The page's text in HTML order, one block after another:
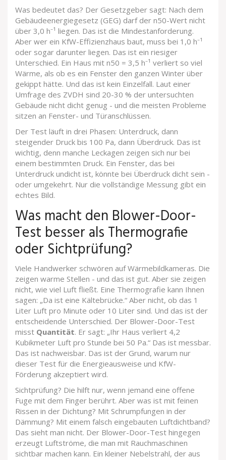
Was bedeutet das? Der Gesetzgeber sagt: Nach dem
Gebäudeenergiegesetz (GEG) darf der n50-Wert nicht
über 3,0 h⁻¹ liegen. Das ist die Mindestanforderung.
Aber wer ein KfW-Effizienzhaus baut, muss bei 1,0 h⁻¹
oder sogar darunter liegen. Das ist ein riesiger
Unterschied. Ein Haus mit n50 = 3,5 h⁻¹ verliert so viel
Wärme, als ob es ein Fenster den ganzen Winter über
gekippt hätte. Und das ist kein Einzelfall. Laut einer
Umfrage des ZVDH sind 20-30 % der untersuchten
Gebäude nicht dicht genug - und die meisten Probleme
sitzen an Fenster- und Türanschlüssen.
Der Test läuft in drei Phasen: Unterdruck, dann
steigender Druck bis 100 Pa, dann Überdruck. Das ist
wichtig, denn manche Leckagen zeigen sich nur bei
einem bestimmten Druck. Ein Fenster, das bei
Unterdruck undicht ist, könnte bei Überdruck dicht sein -
oder umgekehrt. Nur die vollständige Messung gibt ein
echtes Bild.
Was macht den Blower-Door-
Test besser als Thermografie
oder Sichtprüfung?
Viele Handwerker schwören auf Wärmebildkameras. Die
zeigen warme Stellen - und das ist gut. Aber sie zeigen
nicht, wie viel Luft fließt. Eine Thermografie kann Ihnen
sagen: „Da ist eine Kältebrücke.“ Aber nicht, ob das 1
Liter Luft pro Minute oder 10 Liter sind. Und das ist der
entscheidende Unterschied. Der Blower-Door-Test
misst Quantität. Er sagt: „Ihr Haus verliert 4,2
Kubikmeter Luft pro Stunde bei 50 Pa.“ Das ist messbar.
Das ist nachweisbar. Das ist der Grund, warum nur
dieser Test für die Energieausweise und KfW-
Förderung akzeptiert wird.
Sichtprüfung? Die hilft nur, wenn jemand eine offene
Fuge mit dem Finger berührt. Aber was ist mit feinen
Rissen in der Dichtung? Mit Schrumpfungen in der
Dämmung? Mit einem falsch eingebauten Luftdichtband?
Das sieht man nicht. Der Blower-Door-Test hingegen
erzeugt Luftströme, die man mit Rauchmaschinen
sichtbar machen kann. Ein kleiner Nebelstrahl, der aus